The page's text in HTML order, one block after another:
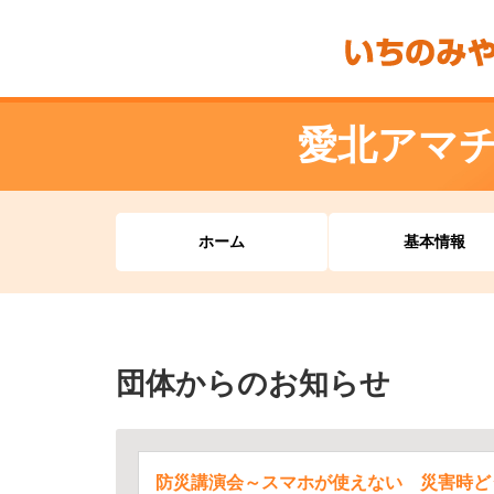
愛北アマ
ホーム 基本情報
団体からのお知らせ
防災講演会～スマホが使えない 災害時